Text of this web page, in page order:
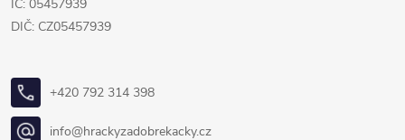
IČ: 05457939
DIČ: CZ05457939
+420 792 314 398
info@hrackyzadobrekacky.cz